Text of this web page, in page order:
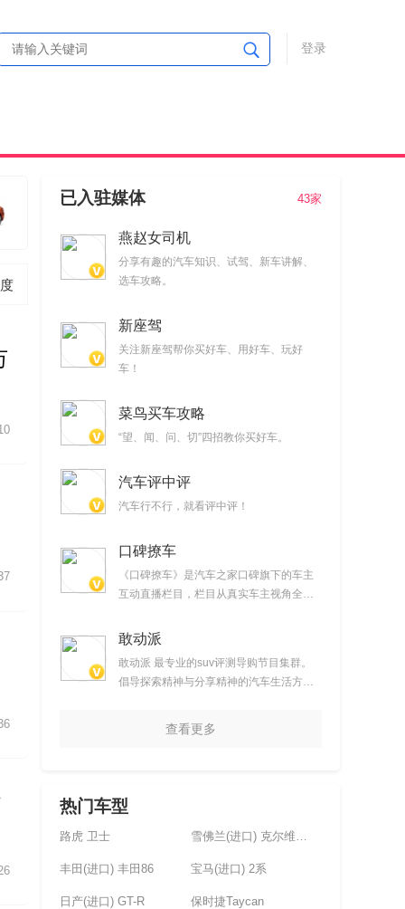
登录
已入驻媒体 43家
燕赵女司机
分享有趣的汽车知识、试驾、新车讲解、
选车攻略。
新座驾
关注新座驾帮你买好车、用好车、玩好
车！
菜鸟买车攻略
“望、闻、问、切”四招教你买好车。
汽车评中评
汽车行不行，就看评中评！
口碑撩车
《口碑撩车》是汽车之家口碑旗下的车主
互动直播栏目，栏目从真实车主视角全面
助大家选车。
敢动派
敢动派 最专业的suv评测导购节目集群。
倡导探索精神与分享精神的汽车生活方
查看更多
热门车型
路虎 卫士 雪佛兰(进口) 克尔维特(未上市)
丰田(进口) 丰田86 宝马(进口) 2系
日产(进口) GT-R 保时捷Taycan